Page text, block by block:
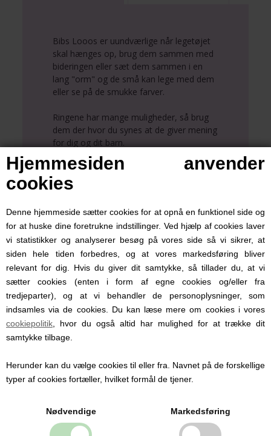
Hjemmesiden anvender
cookies
Denne hjemmeside sætter cookies for at opnå en funktionel side og
for at huske dine foretrukne indstillinger. Ved hjælp af cookies laver
vi statistikker og analyserer besøg på vores side så vi sikrer, at
siden hele tiden forbedres, og at vores markedsføring bliver
relevant for dig. Hvis du giver dit samtykke, så tillader du, at vi
sætter cookies (enten i form af egne cookies og/eller fra
tredjeparter), og at vi behandler de personoplysninger, som
indsamles via de cookies. Du kan læse mere om cookies i vores
cookiepolitik , hvor du også altid har mulighed for at trække dit
samtykke tilbage.
Herunder kan du vælge cookies til eller fra. Navnet på de forskellige
typer af cookies fortæller, hvilket formål de tjener.
Nødvendige Markedsføring
Bibs Looos er uundværlige når legetøjet
skal hænges op, brug dem sammen med
bideringen eller sæt dem sammen i en
lang "orm" og de små kan lege med dem
eller se på de smukke farver.
Ringene har mange muligheder, så brug
dem der hvor du synes at de giver mening
for dig og dit barn.
I pakken ligger 12 styk med 4 af hver af
farverne Vanilla, Sage og Olive
Personlige produkter med
navn
Hos Babysutten specialiserer vi os i
personlige babyprodukter med navn. Vi
tilbyder blandt andet sutter med navn,
nusseklude og babytæpper, hvor du kan få
detaljer.
Personlige produkter gør hverdagen
Se alle produkter med navn her